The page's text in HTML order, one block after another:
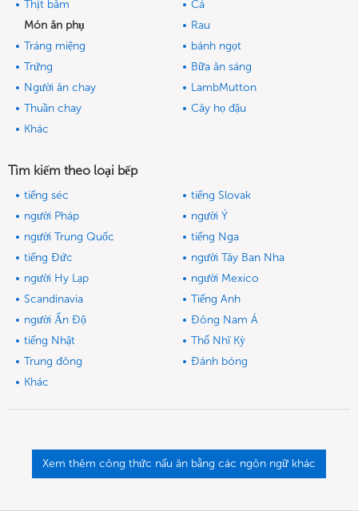
Thịt băm
Cá
Món ăn phụ
Rau
Tráng miệng
bánh ngọt
Trứng
Bữa ăn sáng
Người ăn chay
LambMutton
Thuần chay
Cây họ đậu
Khác
Tìm kiếm theo loại bếp
tiếng séc
tiếng Slovak
người Pháp
người Ý
người Trung Quốc
tiếng Nga
tiếng Đức
người Tây Ban Nha
người Hy Lạp
người Mexico
Scandinavia
Tiếng Anh
người Ấn Độ
Đông Nam Á
tiếng Nhật
Thổ Nhĩ Kỳ
Trung đông
Đánh bóng
Khác
Xem thêm công thức nấu ăn bằng các ngôn ngữ khác